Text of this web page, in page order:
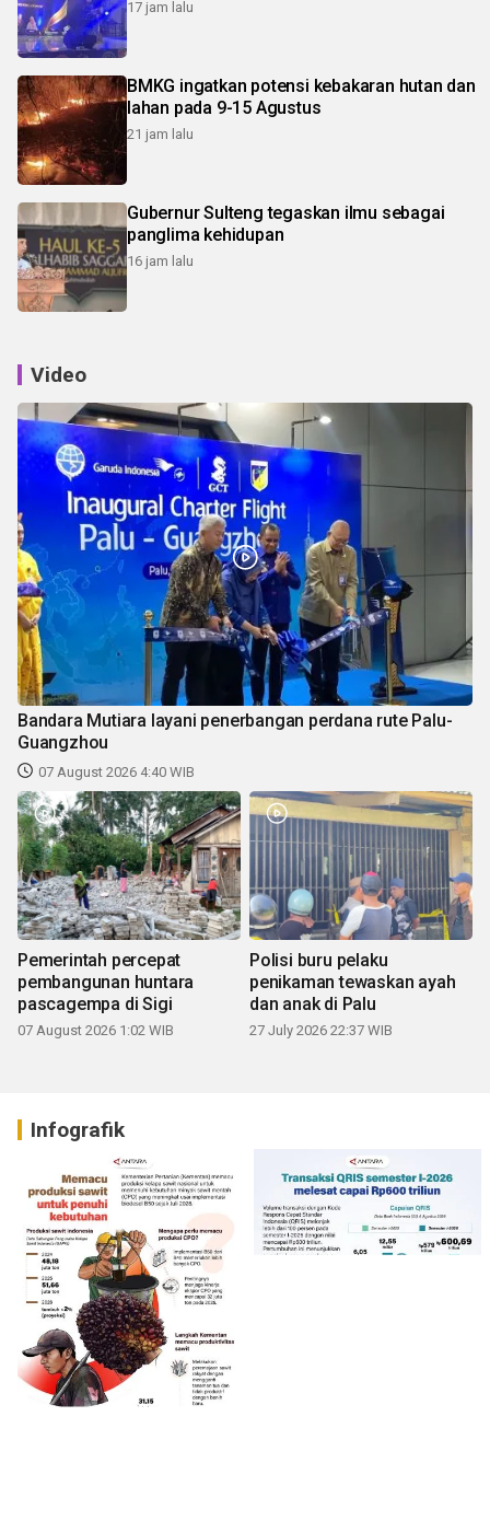
17 jam lalu
BMKG ingatkan potensi kebakaran hutan dan
lahan pada 9-15 Agustus
21 jam lalu
Gubernur Sulteng tegaskan ilmu sebagai
panglima kehidupan
16 jam lalu
Video
Bandara Mutiara layani penerbangan perdana rute Palu-
Guangzhou
07 August 2026 4:40 WIB
Pemerintah percepat
pembangunan huntara
pascagempa di Sigi
07 August 2026 1:02 WIB
Polisi buru pelaku
penikaman tewaskan ayah
dan anak di Palu
27 July 2026 22:37 WIB
Infografik